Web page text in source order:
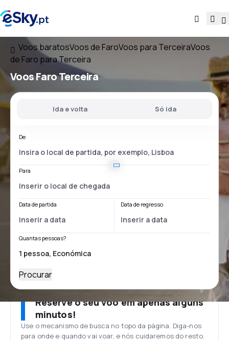
Voos baratosVoos de FaroVoos para TerceiraVoos
de Faro para Terceira
VoosFaro Terceira
Ida e volta Só ida
De
Para
Data de partida Data de regresso
Quantas pessoas?
Procurar
Reserve o seu voo em apenas alguns
minutos!
Use o mecanismo de busca no topo da página. Diga-nos
para onde e quando vai voar, e nós cuidaremos do resto.